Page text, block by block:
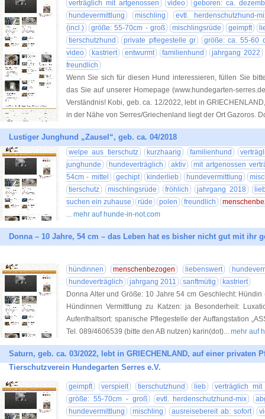
verträglich mit artgenossen
video
geboren: ca.
hundevermittlung
mischling
evtl. herdenschutzhund-
(incl.)
größe: 55-70cm - groß mischlingsrüde geimpft
tierschutzhund
private pflegestelle gr
größe: ca. 55-60
video
kastriert entwurmt familienhund
jahrgang 2022
freundlich
Wenn Sie sich für diesen Hund interessieren, füllen Sie
das Sie auf unserer Homepage (www.hundegarten-
Verständnis! Kobi, geb. ca. 12/2022, lebt in
in der Nähe von Serres/Griechenland liegt der Ort Gazoros.
Lustiger Junghund „Zausel“, geb. ca. 04/2018
welpe aus tierschutz kurzhaarig familienhund
junghunde
hundeverträglich aktiv
mit artgenossen
54cm - mittel
gechipt kinderlieb hundevermittlung
tierschutz
mischlingsrüde fröhlich jahrgang 2018
suchen ein zuhause
rüde polen freundlich
... mehr auf hunde-in-not.com
Donna – 10 Jahre, 54 cm – das Leben hat es bisher nicht gut mit ihr
hündinnen menschenbezogen liebenswert
hundeverträglich
jahrgang 2011 sanftmütig
kastriert
Donna Alter und Größe: 10 Jahre 54 cm Geschlecht:
Hündinnen Vermittlung zu Katzen: ja Besonderheit:
Aufenthaltsort: spanische Pflegestelle der Auffangstation
Tel. 089/4606539 (bitte den AB nutzen) karin(dot)... mehr auf
Saturn, geb. ca. 03/2022, lebt in GRIECHENLAND, auf einer privaten
Tierschutzverein Hundegarten Serres e.V.
geimpft verspielt tierschutzhund lieb
verträglich
größe: 55-70cm - groß
evtl. herdenschutzhund-mix
hundevermittlung
mischling ausreisebereit ab: sofort